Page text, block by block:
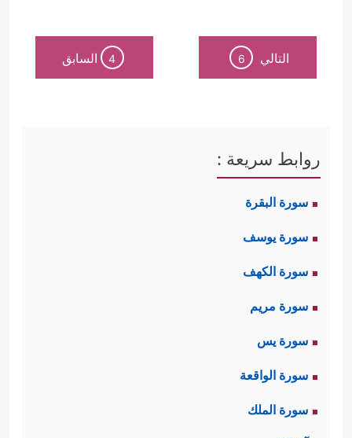
التالي 6
4 السابق
روابط سريعة :
سورة البقرة
سورة يوسف
سورة الكهف
سورة مريم
سورة يس
سورة الواقعة
سورة الملك